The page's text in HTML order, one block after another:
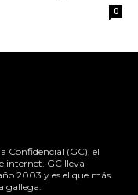
0
Confidencial (GC), el
internet. GC lleva
2003 y es el que más
gallega.